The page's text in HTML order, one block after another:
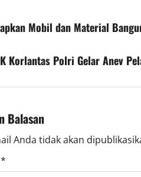
Mobil dan Material
Korlantas Polri Gelar Anev
Balasan
Anda tidak akan
*